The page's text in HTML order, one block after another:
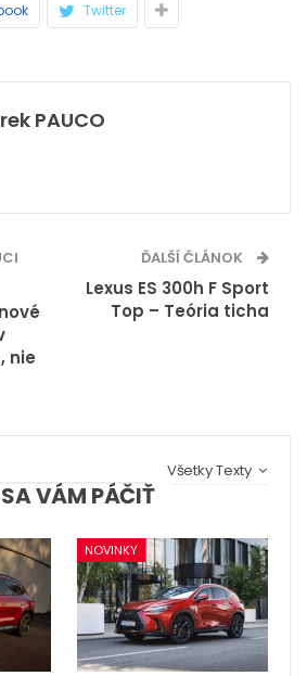
Twitter
PAUCO
nie
ĎALŠÍ ČLÁNOK
Lexus ES 300h F Sport
Top – Teória ticha
Všetky Texty
VÁM PÁČIŤ
NOVINKY